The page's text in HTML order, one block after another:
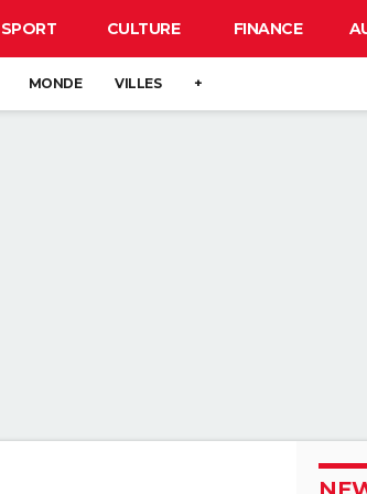
SPORT CULTURE FINANCE
MONDE VILLES +